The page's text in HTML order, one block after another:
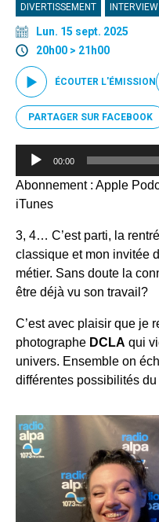
DIVERTISSEMENT INTERVIEW
Lun. 15 sept. 2025
20h00 > 21h00
ÉCOUTER L'ÉMISSION
PARTAGER SUR FACEBOOK
Lecteur
00:00
Abonnement : Apple
iTunes
3, 4… C’est parti, la
classique et mon invitée
métier. Sans doute la
être déjà vu son travail?
C’est avec plaisir que je
photographe DCLA qui
univers. Ensemble on
différentes possibilités du